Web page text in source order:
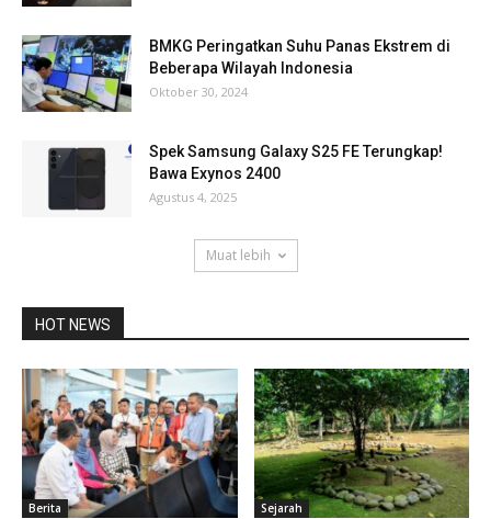
BMKG Peringatkan Suhu Panas Ekstrem di
Beberapa Wilayah Indonesia
Oktober 30, 2024
Spek Samsung Galaxy S25 FE Terungkap!
Bawa Exynos 2400
Agustus 4, 2025
Muat lebih
HOT NEWS
Berita Sejarah